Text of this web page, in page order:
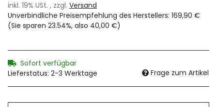
inkl. 19% USt. , zzgl. Versand
Unverbindliche Preisempfehlung des Herstellers: 169,90 €
(Sie sparen 23.54%, also 40,00 €)
Sofort verfügbar
Lieferstatus: 2-3 Werktage
Frage zum Artikel